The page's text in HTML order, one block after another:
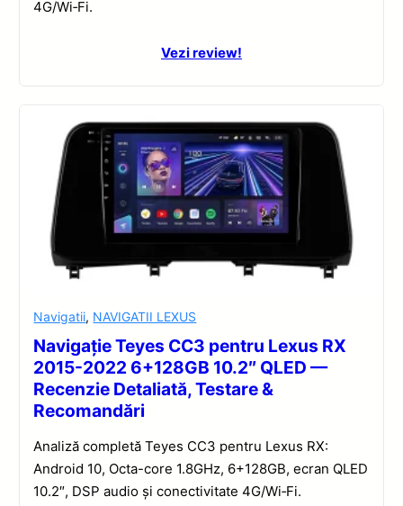
4G/Wi‑Fi.
Vezi review!
Navigatii, NAVIGATII LEXUS
Navigație Teyes CC3 pentru Lexus RX
2015-2022 6+128GB 10.2″ QLED —
Recenzie Detaliată, Testare &
Recomandări
Analiză completă Teyes CC3 pentru Lexus RX:
Android 10, Octa-core 1.8GHz, 6+128GB, ecran QLED
10.2″, DSP audio și conectivitate 4G/Wi‑Fi.